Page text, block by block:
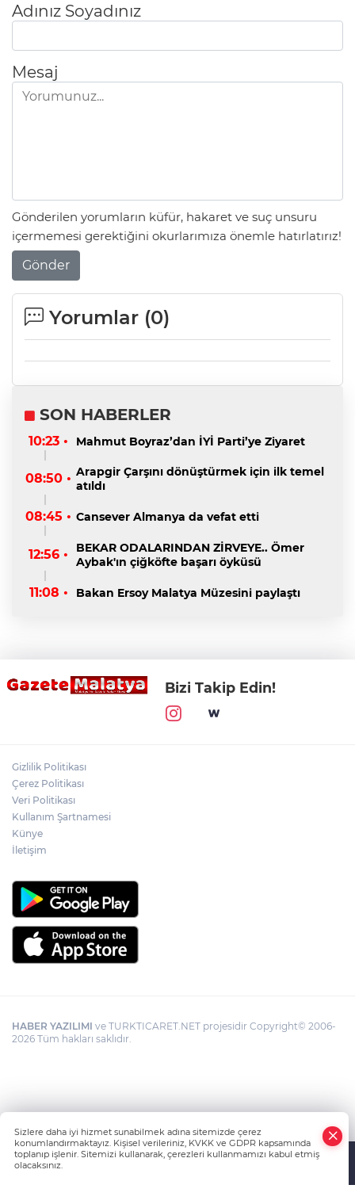
Adınız Soyadınız
Mesaj
Gönderilen yorumların küfür, hakaret ve suç unsuru
içermemesi gerektiğini okurlarımıza önemle hatırlatırız!
Gönder
Yorumlar (0)
SON HABERLER
10:23 • Mahmut Boyraz’dan İYİ Parti’ye Ziyaret
08:50 • Arapgir Çarşını dönüştürmek için ilk temel
atıldı
08:45 • Cansever Almanya da vefat etti
12:56 •
BEKAR ODALARINDAN ZİRVEYE.. Ömer
Aybak'ın çiğköfte başarı öyküsü
11:08 • Bakan Ersoy Malatya Müzesini paylaştı
Bizi Takip Edin!
Gizlilik Politikası
Çerez Politikası
Veri Politikası
Kullanım Şartnamesi
Künye
İletişim
HABER YAZILIMI ve TURKTICARET.NET projesidir Copyright© 2006-
2026 Tüm hakları saklıdır.
Sizlere daha iyi hizmet sunabilmek adına sitemizde çerez
konumlandırmaktayız. Kişisel verileriniz, KVKK ve GDPR kapsamında
toplanıp işlenir. Sitemizi kullanarak, çerezleri kullanmamızı kabul etmiş
olacaksınız.